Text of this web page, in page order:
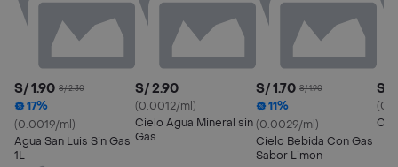
S/ 1.90 S/ 2.30
17%
(0.0019/ml)
Agua San Luis Sin Gas
1L
S/ 2.90
(0.0012/ml)
Cielo Agua Mineral sin
Gas
S/ 1.70 S/ 1.90
11%
(0.0029/ml)
Cielo Bebida Con Gas
Sabor Limon
S/